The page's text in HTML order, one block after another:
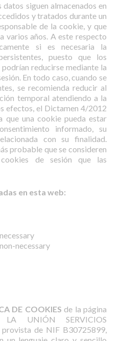
datos siguen almacenados en
y tratados durante un
de la cookie, y que
varios años. A este respecto
si es necesaria la
puesto que los
reducirse mediante la
En todo caso, cuando se
se recomienda reducir al
temporal atendiendo a la
efectos, el Dictamen 4/2012
que una cookie pueda estar
informado, su
con su finalidad.
probable que se consideren
de sesión que las
en esta web:
necessary
DE COOKIES de la página
UNIÓN SERVICIOS
de NIF B30725899,